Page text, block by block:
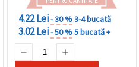
4.22 Lei- 30 %3-4 bucată
3.02 Lei- 50 %5 bucată +